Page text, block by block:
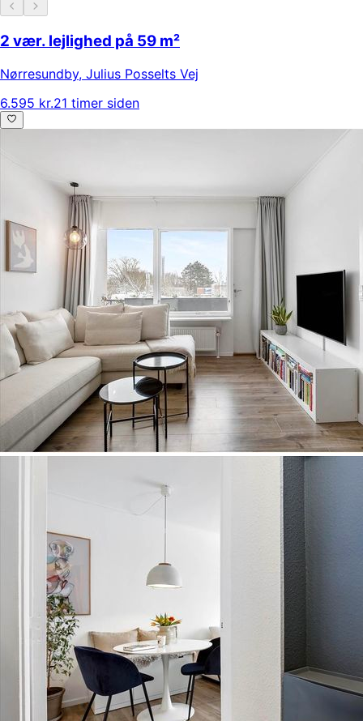
2 vær. lejlighed på 59 m²
Nørresundby, Julius Posselts Vej
6.595 kr.21 timer siden